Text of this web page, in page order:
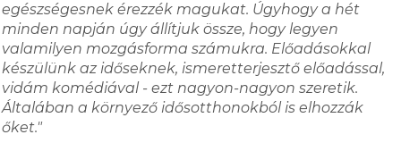
egészségesnek érezzék magukat. Úgyhogy a hét
minden napján úgy állítjuk össze, hogy legyen
valamilyen mozgásforma számukra. Előadásokkal
készülünk az időseknek, ismeretterjesztő előadással,
vidám komédiával - ezt nagyon-nagyon szeretik.
Általában a környező idősotthonokból is elhozzák
őket."